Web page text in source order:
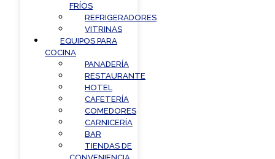
FRÍOS
REFRIGERADORES
VITRINAS
EQUIPOS PARA
COCINA
PANADERÍA
RESTAURANTE
HOTEL
CAFETERÍA
COMEDORES
CARNICERÍA
BAR
TIENDAS DE